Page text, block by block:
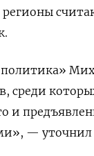
среди
и
— уточнил